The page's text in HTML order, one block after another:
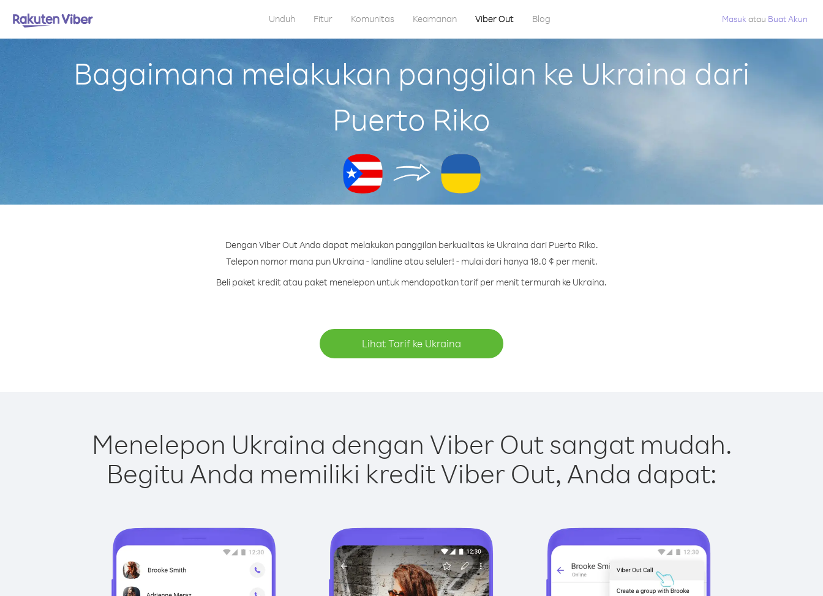
Unduh Fitur Komunitas Keamanan Viber Out Blog Masuk atau Buat Akun
Bagaimana melakukan panggilan ke Ukraina dari
Puerto Riko
Dengan Viber Out Anda dapat melakukan panggilan berkualitas ke Ukraina dari Puerto Riko.
Telepon nomor mana pun Ukraina - landline atau seluler! - mulai dari hanya 18.0 ¢ per menit.
Beli paket kredit atau paket menelepon untuk mendapatkan tarif per menit termurah ke Ukraina.
Lihat Tarif ke Ukraina
Menelepon Ukraina dengan Viber Out sangat mudah.
Begitu Anda memiliki kredit Viber Out, Anda dapat: